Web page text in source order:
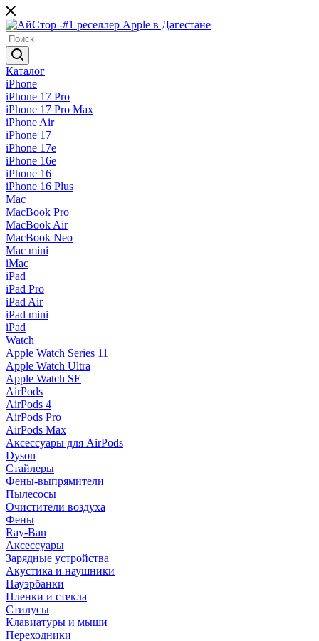
Каталог
iPhone
iPhone 17 Pro
iPhone 17 Pro Max
iPhone Air
iPhone 17
iPhone 17e
iPhone 16e
iPhone 16
iPhone 16 Plus
Mac
MacBook Pro
MacBook Air
MacBook Neo
Mac mini
iMac
iPad
iPad Pro
iPad Air
iPad mini
iPad
Watch
Apple Watch Series 11
Apple Watch Ultra
Apple Watch SE
AirPods
AirPods 4
AirPods Pro
AirPods Max
Аксессуары для AirPods
Dyson
Стайлеры
Фены-выпрямители
Пылесосы
Очистители воздуха
Фены
Ray-Ban
Аксессуары
Зарядные устройства
Акустика и наушники
Пауэрбанки
Пленки и стекла
Стилусы
Клавиатуры и мыши
Переходники